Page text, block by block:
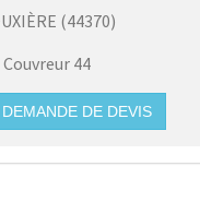
(44370)
Couvreur 44
DE DEVIS